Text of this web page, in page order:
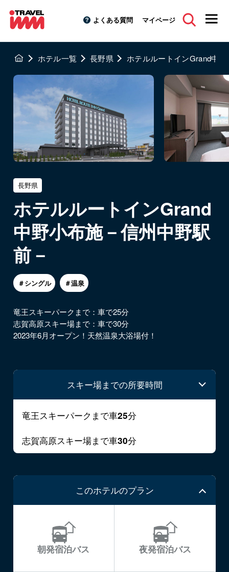
よくある質問 マイページ
ホテル一覧 長野県 ホテルルートインGrand中
長野県
ホテルルートインGrand
中野小布施－信州中野駅
前－
＃シングル ＃温泉
竜王スキーパークまで：車で25分
志賀高原スキー場まで：車で30分
2023年6月オープン！天然温泉大浴場付！
スキー場までの所要時間
竜王スキーパークまで車25分
志賀高原スキー場まで車30分
このホテルのプラン
朝発宿泊バス 夜発宿泊バス